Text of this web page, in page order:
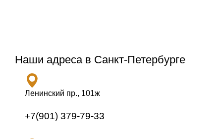
Наши адреса в Санкт-Петербурге
Ленинский пр., 101ж
+7(901) 379-79-33